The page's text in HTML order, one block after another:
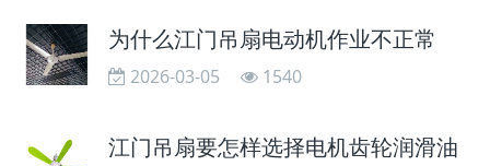
为什么江门吊扇电动机作业不正常
2026-03-05 1540
江门吊扇要怎样选择电机齿轮润滑油